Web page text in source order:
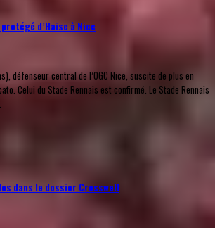
d’Haise à Nice
défenseur central de l’OGC Nice, suscite de plus en
Celui du Stade Rennais est confirmé. Le Stade Rennais
dans le dossier Cresswell